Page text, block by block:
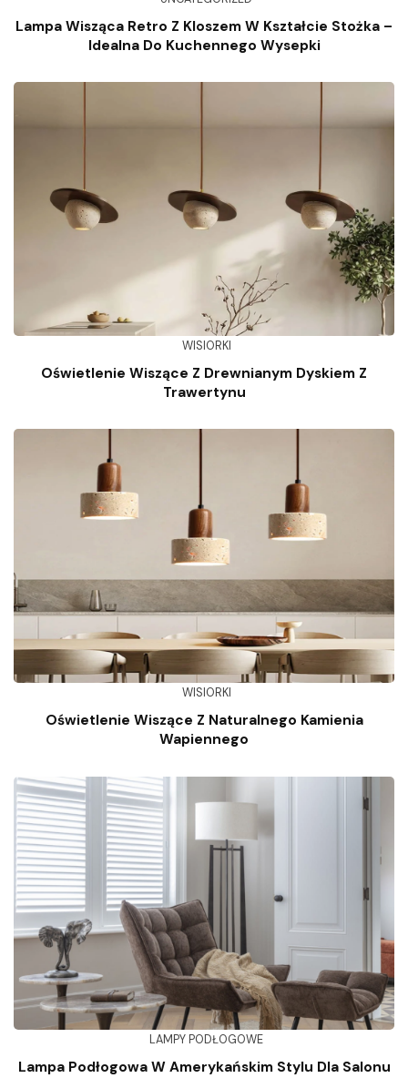
Lampa Wisząca Retro Z Kloszem W Kształcie Stożka –
Idealna Do Kuchennego Wysepki
WISIORKI
Oświetlenie Wiszące Z Drewnianym Dyskiem Z
Trawertynu
WISIORKI
Oświetlenie Wiszące Z Naturalnego Kamienia
Wapiennego
LAMPY PODŁOGOWE
Lampa Podłogowa W Amerykańskim Stylu Dla Salonu